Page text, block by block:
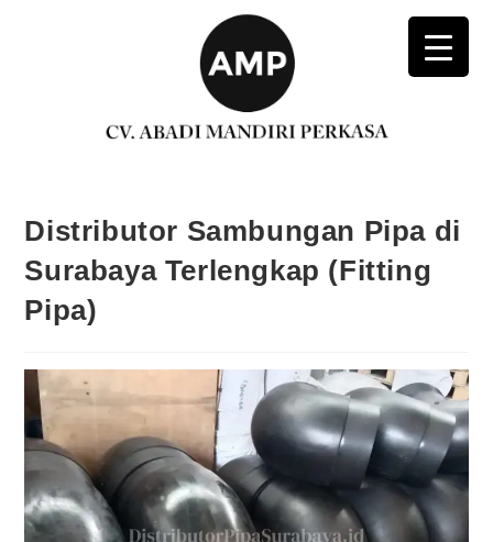
Distributor Sambungan Pipa di
Surabaya Terlengkap (Fitting
Pipa)